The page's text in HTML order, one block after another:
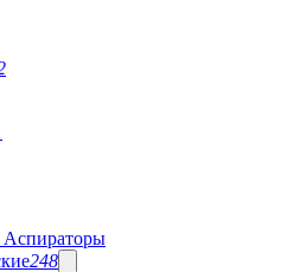
248